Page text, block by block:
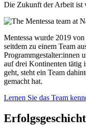
Die Zukunft der Arbeit ist
Mentessa wurde 2019
seitdem zu einem Team
Programmgestalter:innen
auf drei Kontinenten tätig
geht, steht ein Team
gemacht hat.
Lernen Sie das Team